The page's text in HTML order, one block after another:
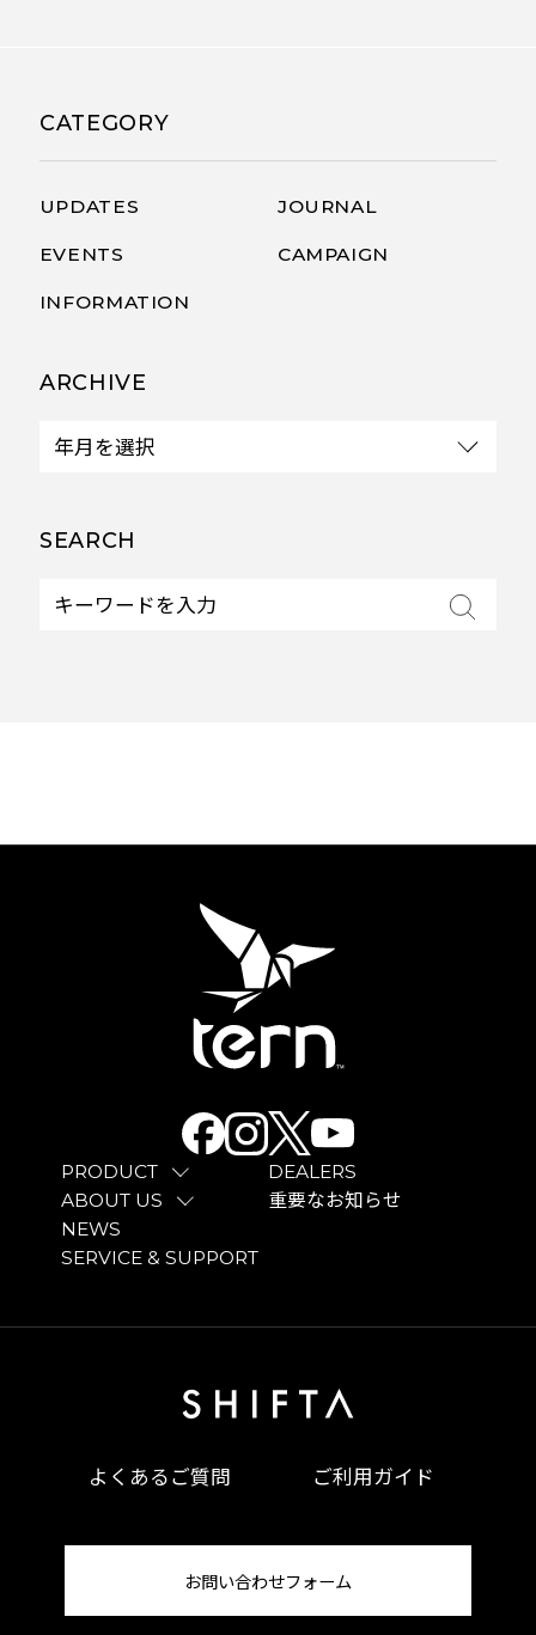
CATEGORY
UPDATES JOURNAL
EVENTS CAMPAIGN
INFORMATION
ARCHIVE
SEARCH
PRODUCT
ABOUT US
NEWS
SERVICE & SUPPORT
DEALERS
重要なお知らせ
よくあるご質問 ご利用ガイド
お問い合わせフォーム